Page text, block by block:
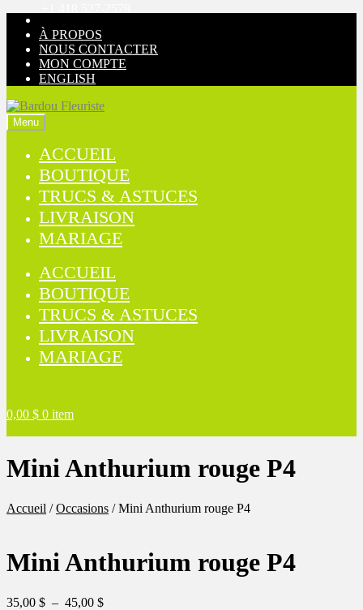
Aller
navigation
Aller
contenu
À PROPOS
NOUS CONTACTER
MON COMPTE
ENGLISH
Menu
ACCUEIL
BOUTIQUE
TRUCS & ASTUCES
LIVRAISON
MARIAGE
ACCUEIL
BOUTIQUE
TRUCS & ASTUCES
LIVRAISON
MARIAGE
0,00 $ 0 item
Mini Anthurium rouge P4
Accueil /Occasions /Mini Anthurium rouge P4
Mini Anthurium rouge P4
35,00 $ – 45,00 $Plage